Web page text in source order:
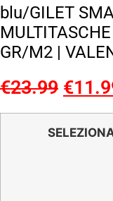
blu/GILET
GR/M2 |
€23.99 Il
€